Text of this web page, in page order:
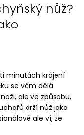
nůž?
minutách krájení
se vám dělá
ale ve způsobu,
drží nůž jako
ale ví, že